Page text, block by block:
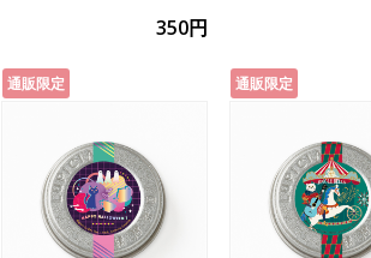
350円
通販限定 通販限定